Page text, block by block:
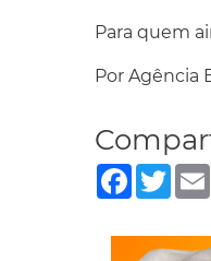
Para quem
Por Agência